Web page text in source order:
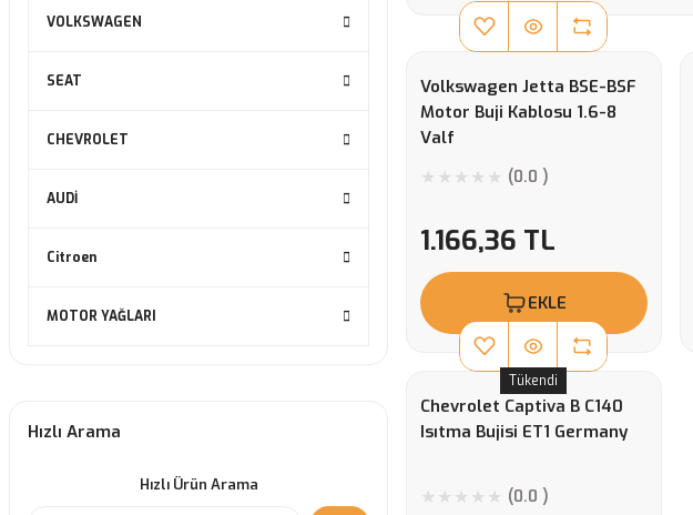
VOLKSWAGEN
SEAT
CHEVROLET
AUDİ
Citroen
MOTOR YAĞLARI
Hızlı Arama
Hızlı Ürün Arama
Volkswagen Jetta BSE-BSF
Motor Buji Kablosu 1.6-8
Valf
(0.0 )
1.166,36 TL
EKLE
Tükendi
Chevrolet Captiva B C140
Isıtma Bujisi ET1 Germany
(0.0 )